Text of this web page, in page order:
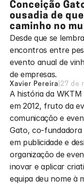
Conceição
ousadia de
caminho no
Desde que se
encontros entre
evento anual de
de empresas.
Xavier Pereira 27 de
A história da
em 2012, fruto da
comunicação e
Gato, co-fundadora
em publicidade e
organização de
inovar e aplicar
equipa deu nome à